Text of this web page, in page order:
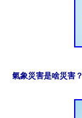
氣象災害是啥災害？